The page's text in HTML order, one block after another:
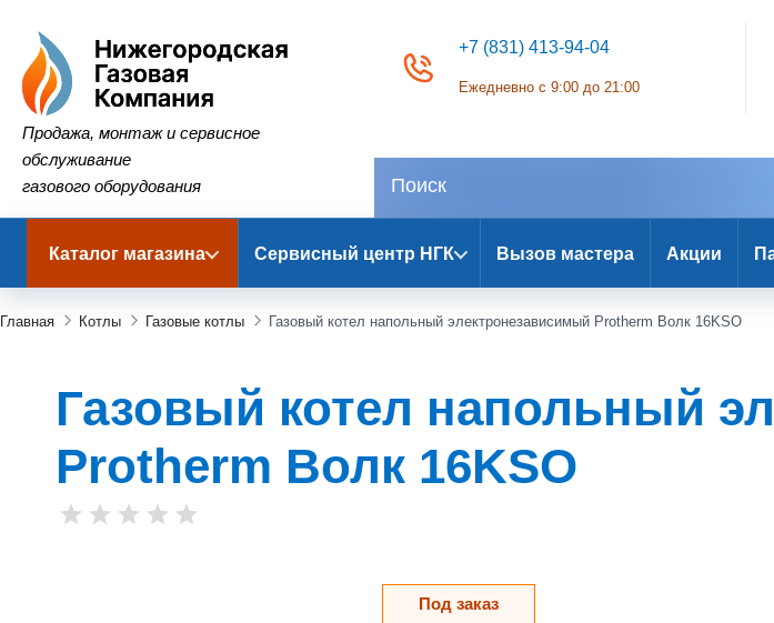
Нижегородская Газовая Компания
Продажа, монтаж и сервисное
обслуживание
газового оборудования
+7 (831) 413-94-04
Ежедневно с 9:00 до 21:00
Каталог магазина Сервисный центр НГК Вызов мастера Акции
Главная Котлы Газовые котлы Газовый котел напольный электронезависимый Protherm Волк 16KSO
Газовый котел напольный
Protherm Волк 16KSO
Под заказ